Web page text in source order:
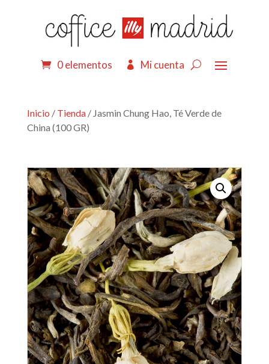
0 elementos Mi cuenta
Inicio / Tienda/ Jasmin Chung Hao, Té Verde de
China (100 GR)